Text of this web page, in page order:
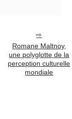
Romane Maltnoy,
une polyglotte de la
perception culturelle
mondiale